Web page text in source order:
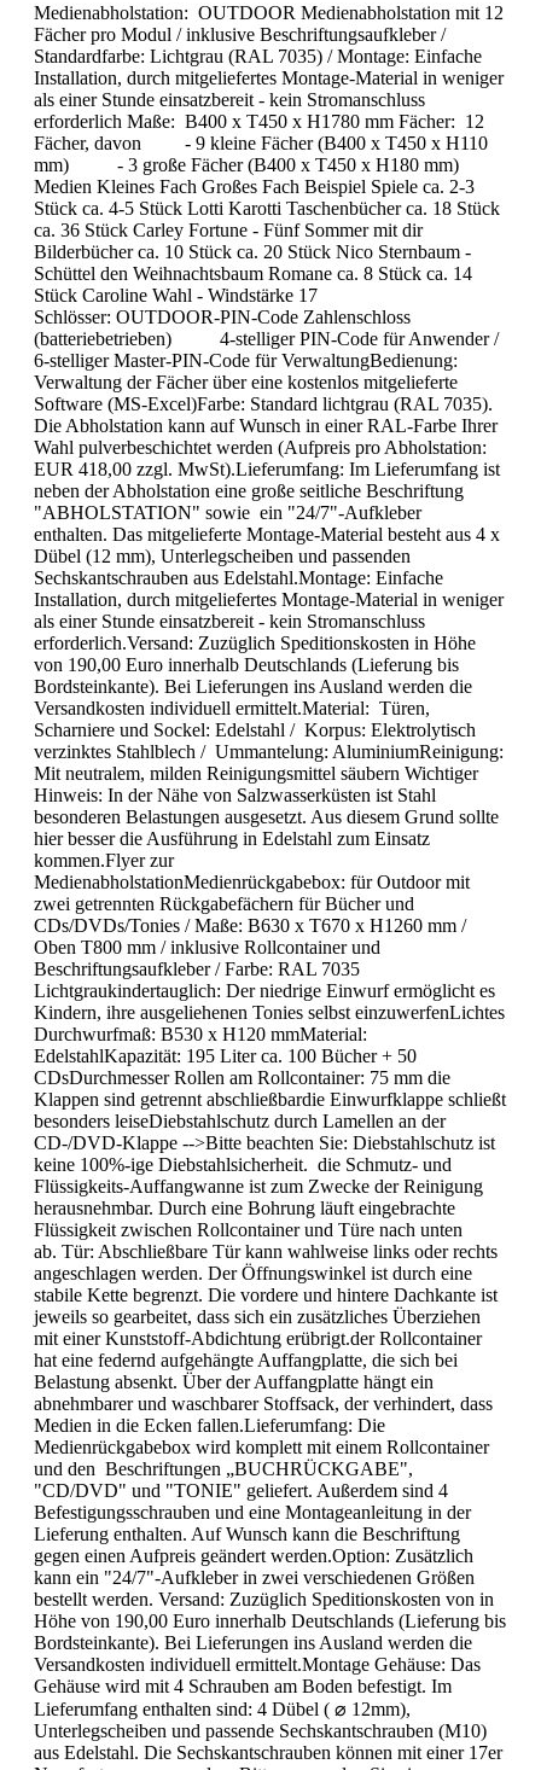
Medienabholstation: OUTDOOR Medienabholstation mit 12
Fächer pro Modul / inklusive Beschriftungsaufkleber /
Standardfarbe: Lichtgrau (RAL 7035) / Montage: Einfache
Installation, durch mitgeliefertes Montage-Material in weniger
als einer Stunde einsatzbereit - kein Stromanschluss
erforderlich Maße: B400 x T450 x H1780 mm Fächer: 12
Fächer, davon - 9 kleine Fächer (B400 x T450 x H110
mm) - 3 große Fächer (B400 x T450 x H180 mm)
Medien Kleines Fach Großes Fach Beispiel Spiele ca. 2-3
Stück ca. 4-5 Stück Lotti Karotti Taschenbücher ca. 18 Stück
ca. 36 Stück Carley Fortune - Fünf Sommer mit dir
Bilderbücher ca. 10 Stück ca. 20 Stück Nico Sternbaum -
Schüttel den Weihnachtsbaum Romane ca. 8 Stück ca. 14
Stück Caroline Wahl - Windstärke 17
Schlösser: OUTDOOR-PIN-Code Zahlenschloss
(batteriebetrieben) 4-stelliger PIN-Code für Anwender /
6-stelliger Master-PIN-Code für VerwaltungBedienung:
Verwaltung der Fächer über eine kostenlos mitgelieferte
Software (MS-Excel)Farbe: Standard lichtgrau (RAL 7035).
Die Abholstation kann auf Wunsch in einer RAL-Farbe Ihrer
Wahl pulverbeschichtet werden (Aufpreis pro Abholstation:
EUR 418,00 zzgl. MwSt).Lieferumfang: Im Lieferumfang ist
neben der Abholstation eine große seitliche Beschriftung
"ABHOLSTATION" sowie ein "24/7"-Aufkleber
enthalten. Das mitgelieferte Montage-Material besteht aus 4 x
Dübel (12 mm), Unterlegscheiben und passenden
Sechskantschrauben aus Edelstahl.Montage: Einfache
Installation, durch mitgeliefertes Montage-Material in weniger
als einer Stunde einsatzbereit - kein Stromanschluss
erforderlich.Versand: Zuzüglich Speditionskosten in Höhe
von 190,00 Euro innerhalb Deutschlands (Lieferung bis
Bordsteinkante). Bei Lieferungen ins Ausland werden die
Versandkosten individuell ermittelt.Material: Türen,
Scharniere und Sockel: Edelstahl / Korpus: Elektrolytisch
verzinktes Stahlblech / Ummantelung: AluminiumReinigung:
Mit neutralem, milden Reinigungsmittel säubern Wichtiger
Hinweis: In der Nähe von Salzwasserküsten ist Stahl
besonderen Belastungen ausgesetzt. Aus diesem Grund sollte
hier besser die Ausführung in Edelstahl zum Einsatz
kommen.Flyer zur
MedienabholstationMedienrückgabebox: für Outdoor mit
zwei getrennten Rückgabefächern für Bücher und
CDs/DVDs/Tonies / Maße: B630 x T670 x H1260 mm /
Oben T800 mm / inklusive Rollcontainer und
Beschriftungsaufkleber / Farbe: RAL 7035
Lichtgraukindertauglich: Der niedrige Einwurf ermöglicht es
Kindern, ihre ausgeliehenen Tonies selbst einzuwerfenLichtes
Durchwurfmaß: B530 x H120 mmMaterial:
EdelstahlKapazität: 195 Liter ca. 100 Bücher + 50
CDsDurchmesser Rollen am Rollcontainer: 75 mm die
Klappen sind getrennt abschließbardie Einwurfklappe schließt
besonders leiseDiebstahlschutz durch Lamellen an der
CD-/DVD-Klappe -->Bitte beachten Sie: Diebstahlschutz ist
keine 100%-ige Diebstahlsicherheit. die Schmutz- und
Flüssigkeits-Auffangwanne ist zum Zwecke der Reinigung
herausnehmbar. Durch eine Bohrung läuft eingebrachte
Flüssigkeit zwischen Rollcontainer und Türe nach unten
ab. Tür: Abschließbare Tür kann wahlweise links oder rechts
angeschlagen werden. Der Öffnungswinkel ist durch eine
stabile Kette begrenzt. Die vordere und hintere Dachkante ist
jeweils so gearbeitet, dass sich ein zusätzliches Überziehen
mit einer Kunststoff-Abdichtung erübrigt.der Rollcontainer
hat eine federnd aufgehängte Auffangplatte, die sich bei
Belastung absenkt. Über der Auffangplatte hängt ein
abnehmbarer und waschbarer Stoffsack, der verhindert, dass
Medien in die Ecken fallen.Lieferumfang: Die
Medienrückgabebox wird komplett mit einem Rollcontainer
und den Beschriftungen „BUCHRÜCKGABE",
"CD/DVD" und "TONIE" geliefert. Außerdem sind 4
Befestigungsschrauben und eine Montageanleitung in der
Lieferung enthalten. Auf Wunsch kann die Beschriftung
gegen einen Aufpreis geändert werden.Option: Zusätzlich
kann ein "24/7"-Aufkleber in zwei verschiedenen Größen
bestellt werden. Versand: Zuzüglich Speditionskosten von in
Höhe von 190,00 Euro innerhalb Deutschlands (Lieferung bis
Bordsteinkante). Bei Lieferungen ins Ausland werden die
Versandkosten individuell ermittelt.Montage Gehäuse: Das
Gehäuse wird mit 4 Schrauben am Boden befestigt. Im
Lieferumfang enthalten sind: 4 Dübel ( ⌀ 12mm),
Unterlegscheiben und passende Sechskantschrauben (M10)
aus Edelstahl. Die Sechskantschrauben können mit einer 17er